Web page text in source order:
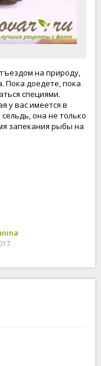
на природу,
Пока доедете, пока
специями.
у вас имеется в
она не только
запекания рыбы на
Готовить рыбу
к приготовлению